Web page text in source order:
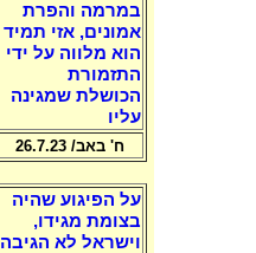
במרמה והפרת
אמונים, אזי תמיד
הוא מלווה על ידי
התזמורת
הכושלת שמגינה
עליו
ח' באב/ 26.7.23
על הפיגוע שהיה
בצומת מגידו,
וישראל לא הגיבה